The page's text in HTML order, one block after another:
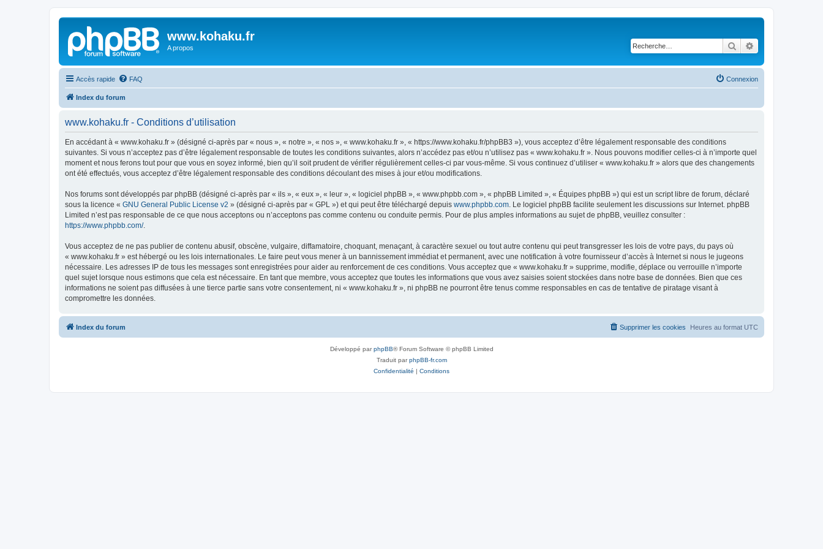
www.kohaku.fr
A propos Rechercher
Accès rapide FAQ Connexion
Index du forum
www.kohaku.fr - Conditions d’utilisation
En accédant à « www.kohaku.fr » (désigné ci-après par « nous », « notre », « nos », « www.kohaku.fr », « https://www.kohaku.fr/phpBB3 »), vous acceptez d’être légalement responsable des conditions
suivantes. Si vous n’acceptez pas d’être légalement responsable de toutes les conditions suivantes, alors n’accédez pas et/ou n’utilisez pas « www.kohaku.fr ». Nous pouvons modifier celles-ci à n’importe quel
moment et nous ferons tout pour que vous en soyez informé, bien qu’il soit prudent de vérifier régulièrement celles-ci par vous-même. Si vous continuez d’utiliser « www.kohaku.fr » alors que des changements
ont été effectués, vous acceptez d’être légalement responsable des conditions découlant des mises à jour et/ou modifications.
Nos forums sont développés par phpBB (désigné ci-après par « ils », « eux », « leur », « logiciel phpBB », « www.phpbb.com », « phpBB Limited », « Équipes phpBB ») qui est un script libre de forum, déclaré
sous la licence « GNU General Public License v2 » (désigné ci-après par « GPL ») et qui peut être téléchargé depuis www.phpbb.com . Le logiciel phpBB facilite seulement les discussions sur Internet. phpBB
Limited n’est pas responsable de ce que nous acceptons ou n’acceptons pas comme contenu ou conduite permis. Pour de plus amples informations au sujet de phpBB, veuillez consulter :
https://www.phpbb.com/.
Vous acceptez de ne pas publier de contenu abusif, obscène, vulgaire, diffamatoire, choquant, menaçant, à caractère sexuel ou tout autre contenu qui peut transgresser les lois de votre pays, du pays où
« www.kohaku.fr » est hébergé ou les lois internationales. Le faire peut vous mener à un bannissement immédiat et permanent, avec une notification à votre fournisseur d’accès à Internet si nous le jugeons
nécessaire. Les adresses IP de tous les messages sont enregistrées pour aider au renforcement de ces conditions. Vous acceptez que « www.kohaku.fr » supprime, modifie, déplace ou verrouille n’importe
quel sujet lorsque nous estimons que cela est nécessaire. En tant que membre, vous acceptez que toutes les informations que vous avez saisies soient stockées dans notre base de données. Bien que ces
informations ne soient pas diffusées à une tierce partie sans votre consentement, ni « www.kohaku.fr », ni phpBB ne pourront être tenus comme responsables en cas de tentative de piratage visant à
compromettre les données.
Index du forum Heures au format UTC
Supprimer les cookies
Développé parphpBB® Forum Software © phpBB Limited
Traduit parphpBB-fr.com
Confidentialité | Conditions